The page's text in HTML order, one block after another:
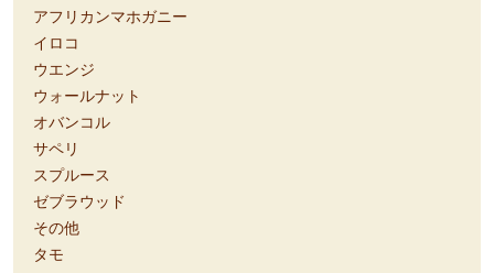
アフリカンマホガニー
イロコ
ウエンジ
ウォールナット
オバンコル
サペリ
スプルース
ゼブラウッド
その他
タモ